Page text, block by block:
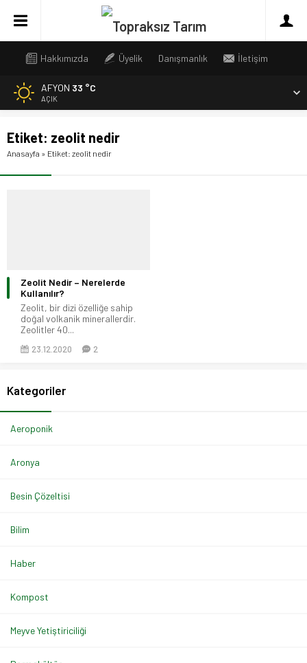
Hakkımızda Üyelik Danışmanlık İletişim
AFYON 33 °C
AÇIK
Etiket: zeolit nedir
Anasayfa » Etiket: zeolit nedir
Zeolit Nedir – Nerelerde
Kullanılır?
Zeolit, bir dizi özelliğe sahip
doğal volkanik minerallerdir.
Zeolitler 40...
23.12.2020 2
Kategoriler
Aeroponik
Aronya
Besin Çözeltisi
Bilim
Haber
Kompost
Meyve Yetiştiriciliği